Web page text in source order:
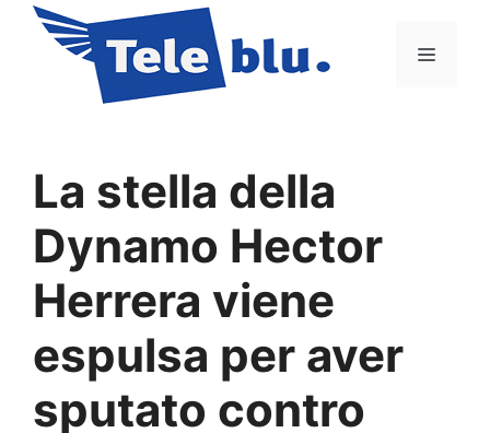
contenuto
Menu
La stella della
Dynamo Hector
Herrera viene
espulsa per aver
sputato contro